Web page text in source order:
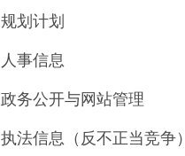
规划计划
人事信息
政务公开与网站管理
执法信息（反不正当竞争）